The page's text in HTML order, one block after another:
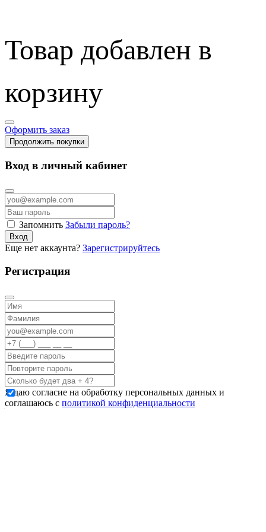
Товар добавлен в
корзину
Оформить заказ
Продолжить покупки
Вход в личный кабинет
Запомнить Забыли пароль?
Вход
Еще нет аккаунта? Зарегистрируйтесь
Регистрация
Я даю согласие на обработку персональных данных и
соглашаюсь с политикой конфиденциальности